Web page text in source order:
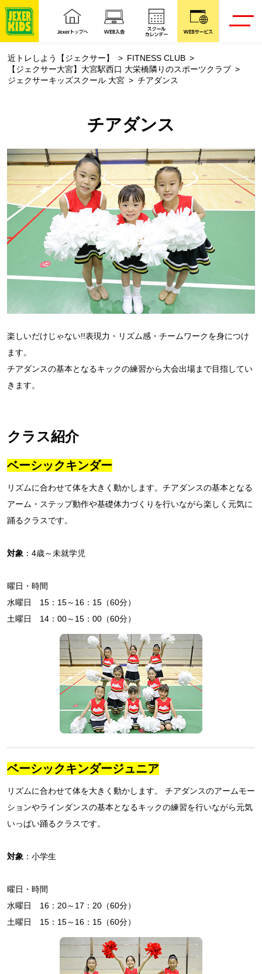
近トレしよう【ジェクサー】
FITNESS CLUB
【ジェクサー大宮】大宮駅西口 大栄橋隣りのスポーツクラブ
ジェクサーキッズスクール 大宮
チアダンス
チアダンス
楽しいだけじゃない!!表現力・リズム感・チームワークを身につけ
ます。
チアダンスの基本となるキックの練習から大会出場まで目指してい
きます。
クラス紹介
ベーシックキンダー
リズムに合わせて体を大きく動かします。チアダンスの基本となる
アーム・ステップ動作や基礎体力づくりを行いながら楽しく元気に
踊るクラスです。
対象 ：4歳～未就学児
曜日・時間
水曜日 15：15～16：15（60分）
土曜日 14：00～15：00（60分）
ベーシックキンダージュニア
リズムに合わせて体を大きく動かします。 チアダンスのアームモー
ションやラインダンスの基本となるキックの練習を行いながら元気
いっぱい踊るクラスです。
対象 ：小学生
曜日・時間
水曜日 16：20～17：20（60分）
土曜日 15：15～16：15（60分）